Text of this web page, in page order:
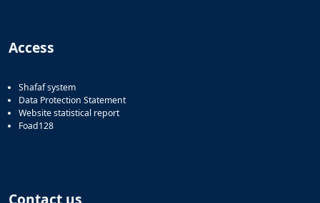
Access
Shafaf system
Data Protection Statement
Website statistical report
Foad128